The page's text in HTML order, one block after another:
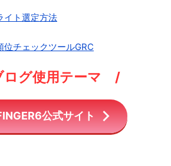
イト選定方法
位チェックツールGRC
グ使用テーマ /
公式サイト